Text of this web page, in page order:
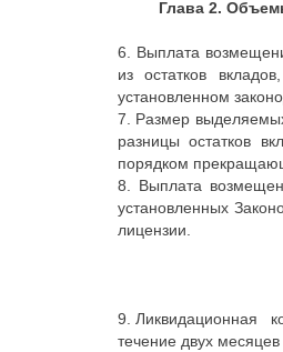
Глава 2.
6. Выплата
из остатков
установленном
7. Размер
разницы остатков
порядком
8. Выплата
установленных
лицензии.
9. Ликвидационная
течение двух